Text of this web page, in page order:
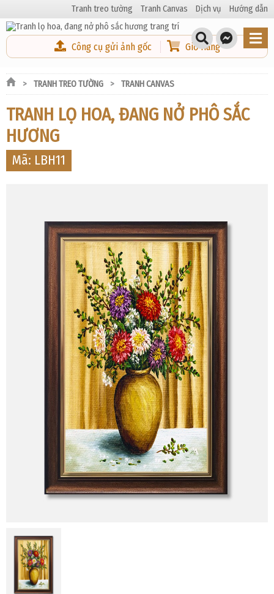
Tranh treo tường Tranh Canvas Dịch vụ Hướng dẫn
Công cụ gửi ảnh gốc Giỏ Hàng
TRANH TREO TƯỜNG TRANH CANVAS
TRANH LỌ HOA, ĐANG NỞ PHÔ SẮC
HƯƠNG
Mã: LBH11